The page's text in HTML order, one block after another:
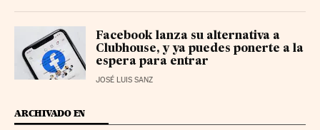
Facebook lanza su alternativa a
Clubhouse, y ya puedes ponerte a la
espera para entrar
JOSÉ LUIS SANZ
ARCHIVADO EN